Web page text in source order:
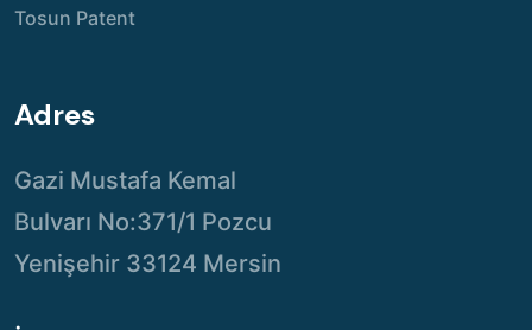
Tosun Patent
Adres
Gazi Mustafa Kemal
Bulvarı No:371/1 Pozcu
Yenişehir 33124 Mersin